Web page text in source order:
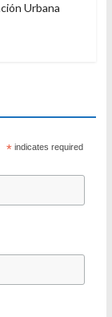
Urbana
* indicates required